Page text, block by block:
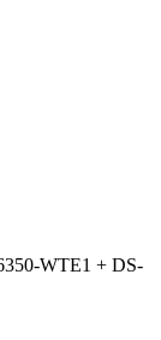
WTE1 + DS-